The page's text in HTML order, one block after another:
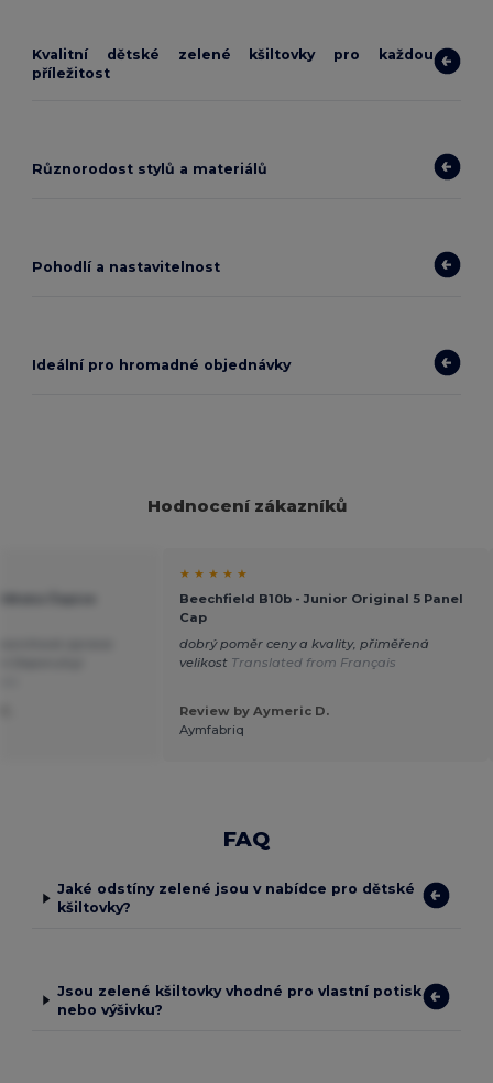
Kvalitní dětské zelené kšiltovky pro každou
příležitost
Různorodost stylů a materiálů
Pohodlí a nastavitelnost
Ideální pro hromadné objednávky
Hodnocení zákazníků
★ ★ ★ ★ ★
Beechfield B10b - Junior Original 5 Panel
Cap
dobrý poměr ceny a kvality, přiměřená
velikost Translated from Français
Review by Aymeric D.
Aymfabriq
FAQ
Jaké odstíny zelené jsou v nabídce pro dětské
kšiltovky?
Jsou zelené kšiltovky vhodné pro vlastní potisk
nebo výšivku?